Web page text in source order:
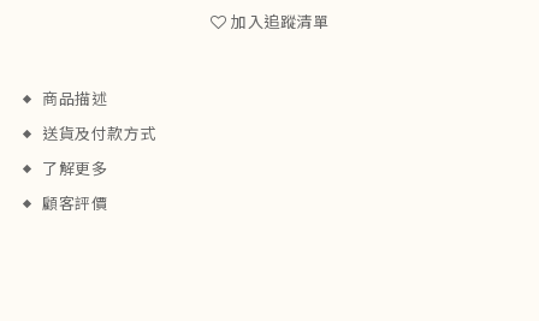
加入追蹤清單
商品描述
送貨及付款方式
了解更多
顧客評價